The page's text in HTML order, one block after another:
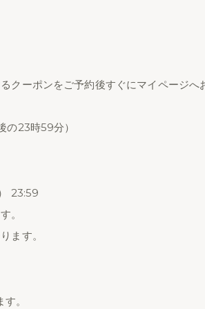
クーポンをご予約後すぐにマイページへ
23時59分）
23:59
。
ます。
。